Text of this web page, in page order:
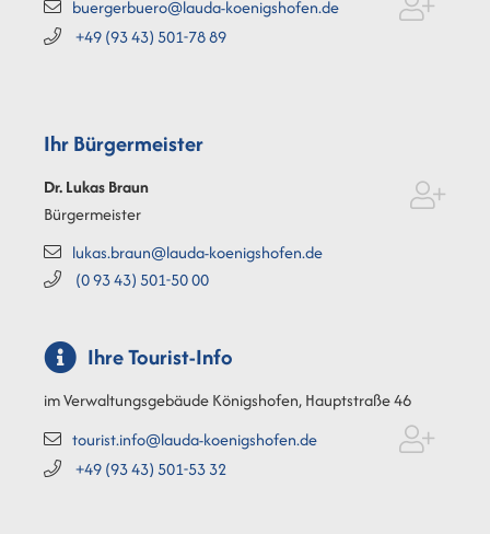
buergerbuero@lauda-koenigshofen.de
+49 (9343) 501-7889
Ihr Bürgermeister
Dr. LukasBraun
Bürgermeister
lukas.braun@lauda-koenigshofen.de
(09343) 501-5000
Ihre Tourist-Info
im Verwaltungsgebäude Königshofen, Hauptstraße 46
tourist.info@lauda-koenigshofen.de
+49 (9343) 501-5332